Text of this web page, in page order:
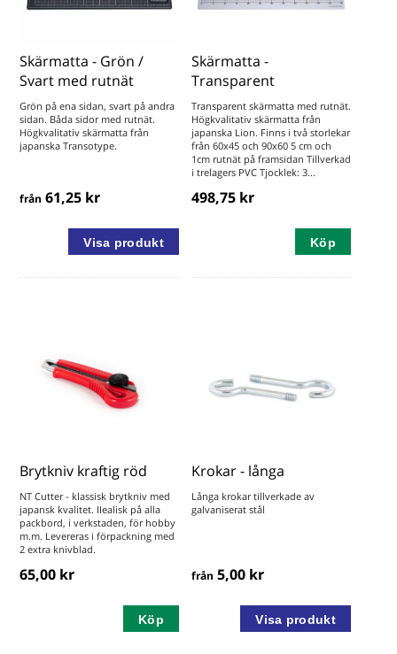
Skärmatta - Grön /
Svart med rutnät
Grön på ena sidan, svart på andra
sidan. Båda sidor med rutnät.
Högkvalitativ skärmatta från
japanska Transotype.
från 61,25 kr
Skärmatta -
Transparent
Transparent skärmatta med rutnät.
Högkvalitativ skärmatta från
japanska Lion. Finns i två storlekar
från 60x45 och 90x60 5 cm och
1cm rutnät på framsidan Tillverkad
i trelagers PVC Tjocklek: 3...
498,75 kr
Köp
Brytkniv kraftig röd
NT Cutter - klassisk brytkniv med
japansk kvalitet. IIealisk på alla
packbord, i verkstaden, för hobby
m.m. Levereras i förpackning med
2 extra knivblad.
65,00 kr
Köp
Krokar - långa
Långa krokar tillverkade av
galvaniserat stål
från 5,00 kr